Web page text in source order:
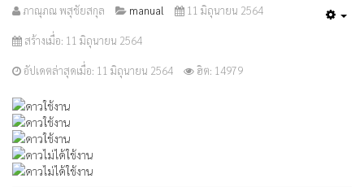
ภาณุภณ พสุชัยสกุล manual 11 มิถุนายน 2564
สร้างเมื่อ: 11 มิถุนายน 2564
อัปเดตล่าสุดเมื่อ: 11 มิถุนายน 2564 ฮิต: 14979
ให้
เรต
สมาชิก:3/5